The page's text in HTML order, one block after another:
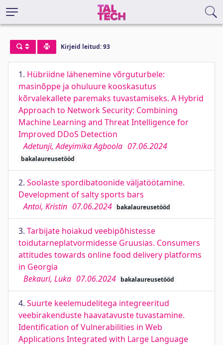
Kirjeid leitud: 93
1. Hübriidne lähenemine võrguturbele:
masinõppe ja ohuluure kooskasutus
kõrvalekallete paremaks tuvastamiseks. A Hybrid
Approach to Network Security: Combining
Machine Learning and Threat Intelligence for
Improved DDoS Detection
Adetunji, Adeyimika Agboola 07.06.2024
bakalaureusetööd
2. Soolaste spordibatoonide väljatöötamine.
Development of salty sports bars
Antoi, Kristin 07.06.2024 bakalaureusetööd
3. Tarbijate hoiakud veebipõhistesse
toidutarneplatvormidesse Gruusias. Consumers
attitudes towards online food delivery platforms
in Georgia
Bekauri, Luka 07.06.2024 bakalaureusetööd
4. Suurte keelemudelitega integreeritud
veebirakenduste haavatavuste tuvastamine.
Identification of Vulnerabilities in Web
Applications Integrated with Large Language